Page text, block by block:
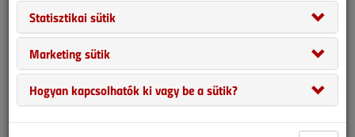
Legyen ön is előfizetőnk!
A VGF&HKL egy havi megjelenésű épületgépészeti szaklap,
amely nyomtatott formában évente 10 alakommal jelenik
Statisztikai sütik
Marketing sütik
Hogyan kapcsolhatók ki vagy be a sütik?